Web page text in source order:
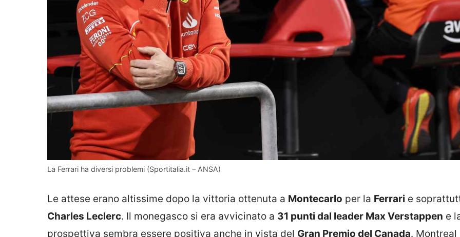
La Ferrari ha diversi problemi (Sportitalia.it – ANSA)
Le attese erano altissime dopo la vittoria ottenuta a Montecarlo per la Ferrari e
Charles Leclerc. Il monegasco si era avvicinato a 31 punti dal leader Max Verstappen e
prospettiva sembra essere positiva anche in vista del Gran Premio del Canada. Montreal